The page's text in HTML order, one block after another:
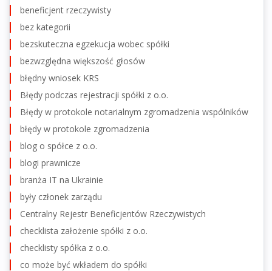
beneficjent rzeczywisty
bez kategorii
bezskuteczna egzekucja wobec spółki
bezwzględna większość głosów
błędny wniosek KRS
Błędy podczas rejestracji spółki z o.o.
Błędy w protokole notarialnym zgromadzenia wspólników
błędy w protokole zgromadzenia
blog o spółce z o.o.
blogi prawnicze
branża IT na Ukrainie
były członek zarządu
Centralny Rejestr Beneficjentów Rzeczywistych
checklista założenie spółki z o.o.
checklisty spółka z o.o.
co może być wkładem do spółki